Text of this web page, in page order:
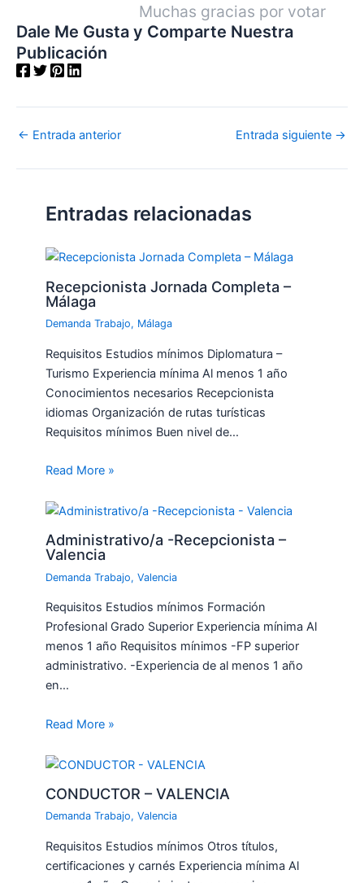
Muchas gracias por votar
Dale Me Gusta y Comparte Nuestra
Publicación
← Entrada anterior Entrada siguiente →
Entradas relacionadas
Recepcionista Jornada Completa –
Málaga
Demanda Trabajo, Málaga
Requisitos Estudios mínimos Diplomatura –
Turismo Experiencia mínima Al menos 1 año
Conocimientos necesarios Recepcionista
idiomas Organización de rutas turísticas
Requisitos mínimos Buen nivel de…
Read More »
Administrativo/a -Recepcionista –
Valencia
Demanda Trabajo,Valencia
Requisitos Estudios mínimos Formación
Profesional Grado Superior Experiencia mínima Al
menos 1 año Requisitos mínimos -FP superior
administrativo. -Experiencia de al menos 1 año
en…
Read More »
CONDUCTOR – VALENCIA
Demanda Trabajo,Valencia
Requisitos Estudios mínimos Otros títulos,
certificaciones y carnés Experiencia mínima Al